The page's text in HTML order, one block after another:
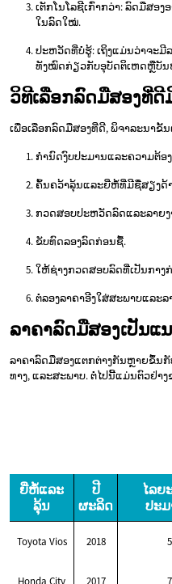
ເຕັກໂນໂລຊີເກົ່າກວ່າ: ລົດມືສອ
ໃນລົດໃໝ່.
ປະຫວັດທີ່ບໍ່ຮູ້: ເຖິງແມ່ນວ່າຈະ
ທັງໝົດກ່ຽວກັບອຸບັດຕິເຫດຫຼືບັນ
ວິທີເລືອກລົດມືສອງທີ່ດີ
ເພື່ອເລືອກລົດມືສອງທີ່ດີ, ພິຈາລະນາຂັ້
ກຳນົດງົບປະມານແລະຄວາມຕ້ອ
ຄົ້ນຄວ້າລຸ້ນແລະຍີ່ຫໍ້ທີ່ມີຊື່ສຽງດ້
ກວດສອບປະຫວັດລົດແລະລາຍ
ຂັບທົດລອງລົດກ່ອນຊື້.
ໃຫ້ຊ່າງກວດສອບລົດທີ່ເປັນກາງ
ຕໍ່ລອງລາຄາອີງໃສ່ສະພາບແລະ
ລາຄາລົດມືສອງເປັນແ
ລາຄາລົດມືສອງແຕກຕ່າງກັນຫຼາຍຂຶ້ນ
ທາງ, ແລະສະພາບ. ຕໍ່ໄປນີ້ແມ່ນຕົວຢ່າ
ຍີ່ຫໍ້ແລະ
ລຸ້ນ
ປີ
ຜະລິດ
ໄລຍ
ປະ
Toyota Vios 2018
Honda City 2017